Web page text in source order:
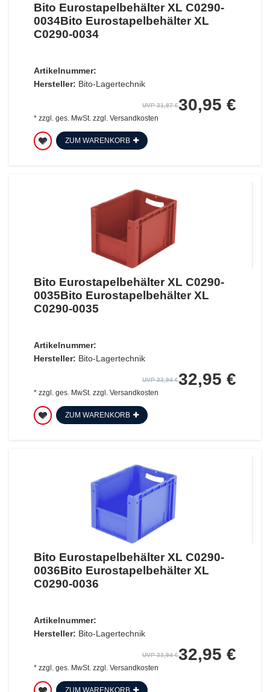
Bito Eurostapelbehälter XL C0290-
0034Bito Eurostapelbehälter XL
C0290-0034
Artikelnummer:
Hersteller: Bito-Lagertechnik
UVP 31,87 €30,95 €
* zzgl. ges. MwSt. zzgl. Versandkosten
ZUM WARENKORB
Bito Eurostapelbehälter XL C0290-
0035Bito Eurostapelbehälter XL
C0290-0035
Artikelnummer:
Hersteller: Bito-Lagertechnik
UVP 33,94 €32,95 €
* zzgl. ges. MwSt.zzgl. Versandkosten
ZUM WARENKORB
Bito Eurostapelbehälter XL C0290-
0036Bito Eurostapelbehälter XL
C0290-0036
Artikelnummer:
Hersteller: Bito-Lagertechnik
UVP 33,94 €32,95 €
* zzgl. ges. MwSt.zzgl. Versandkosten
ZUM WARENKORB